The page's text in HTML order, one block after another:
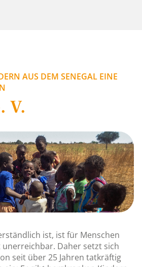
AUS DEM SENEGAL EINE
V.
ist, ist für Menschen
unerreichbar. Daher setzt sich
seit über 25 Jahren tatkräftig